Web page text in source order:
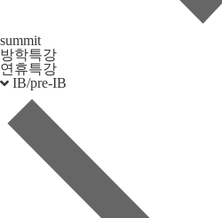
summit
방학특강
연휴특강
IB/pre-IB